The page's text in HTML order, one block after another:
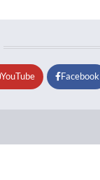
YouTube Facebook